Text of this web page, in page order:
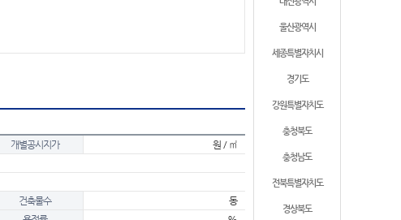
울산광역시
세종특별자치시
경기도
강원특별자치도
충청북도
충청남도
전북특별자치도
경상북도
개별공시지가 원 / ㎡
건축물수
동